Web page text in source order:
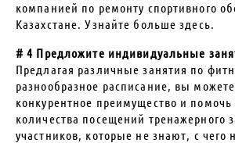
компанией по ремонту спортивного
Казахстане. Узнайте больше здесь.
# 4 Предложите индивидуальные
Предлагая различные занятия по
разнообразное расписание, вы
конкурентное преимущество и
количества посещений тренажерного
участников, которые не знают, с чего